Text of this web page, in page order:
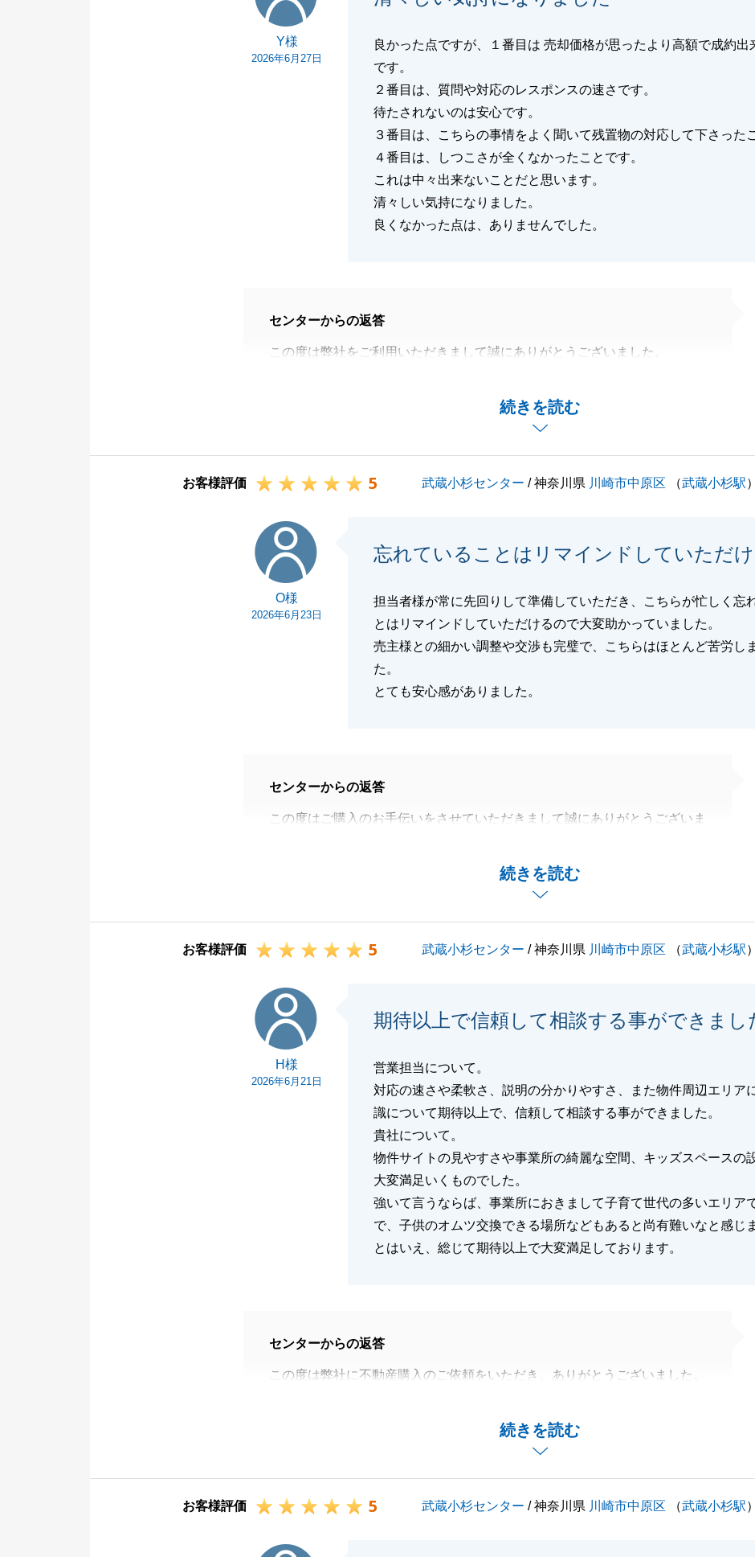
Y様
2026年6月27日
良かった点ですが、１番目は 売却価格が思ったより高額で成約出
です。
２番目は、質問や対応のレスポンスの速さです。
待たされないのは安心です。
３番目は、こちらの事情をよく聞いて残置物の対応して下さった
４番目は、しつこさが全くなかったことです。
これは中々出来ないことだと思います。
清々しい気持になりました。
良くなかった点は、ありませんでした。
続きを読む
センターからの返答
この度は弊社をご利用いただきまして誠にありがとうございました。
また何かお手伝いができることがございましたら、お気軽にご連絡下さいま
お客様評価 5 武蔵小杉センター / 神奈川県 川崎市中原区 （武蔵小杉駅
O様
2026年6月23日
忘れていることはリマインドしていただ
担当者様が常に先回りして準備していただき、こちらが忙しく忘
とはリマインドしていただけるので大変助かっていました。
売主様との細かい調整や交渉も完璧で、こちらはほとんど苦労し
た。
とても安心感がありました。
続きを読む
センターからの返答
この度はご購入のお手伝いをさせていただきまして誠にありがとうございま
売買契約後のリフォームのお打合せなども楽しく進行させていただきまし
引き続きよろしくお願いいたします。
お客様評価 5 武蔵小杉センター / 神奈川県 川崎市中原区 （武蔵小杉駅
H様
2026年6月21日
期待以上で信頼して相談する事ができまし
営業担当について。
対応の速さや柔軟さ、説明の分かりやすさ、また物件周辺エリア
識について期待以上で、信頼して相談する事ができました。
貴社について。
物件サイトの見やすさや事業所の綺麗な空間、キッズスペースの
大変満足いくものでした。
強いて言うならば、事業所におきまして子育て世代の多いエリア
で、子供のオムツ交換できる場所などもあると尚有難いなと感じ
とはいえ、総じて期待以上で大変満足しております。
続きを読む
センターからの返答
この度は弊社に不動産購入のご依頼をいただき、ありがとうございました。
的に気に入っていただける物件を見つけていただき、私も大変嬉しく思いま
ご売却活動もご納得していただけるよう、精一杯頑張らせていただきます。
お客様評価 5 武蔵小杉センター / 神奈川県 川崎市中原区 （武蔵小杉駅